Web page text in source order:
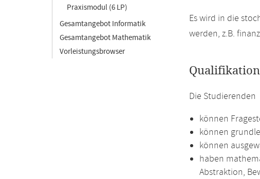
Praxismodul (6 LP)
Gesamtangebot Informatik
Gesamtangebot Mathematik
Vorleistungsbrowser
Es wird in die
werden, z.B.
Die Studierenden
können
können
können
haben
Abstraktion,